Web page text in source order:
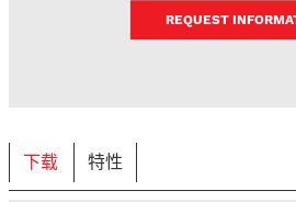
REQUEST
下载 特性